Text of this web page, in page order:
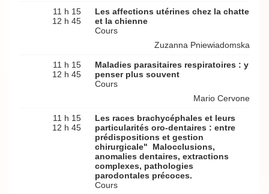
11 h 15
12 h 45
Les affections utérines chez la chatte
et la chienne
Cours
Zuzanna Pniewiadomska
11 h 15
12 h 45
Maladies parasitaires respiratoires : y
penser plus souvent
Cours
Mario Cervone
11 h 15
12 h 45
Les races brachycéphales et leurs
particularités oro-dentaires : entre
prédispositions et gestion
chirurgicale" Malocclusions,
anomalies dentaires, extractions
complexes, pathologies
parodontales précoces.
Cours